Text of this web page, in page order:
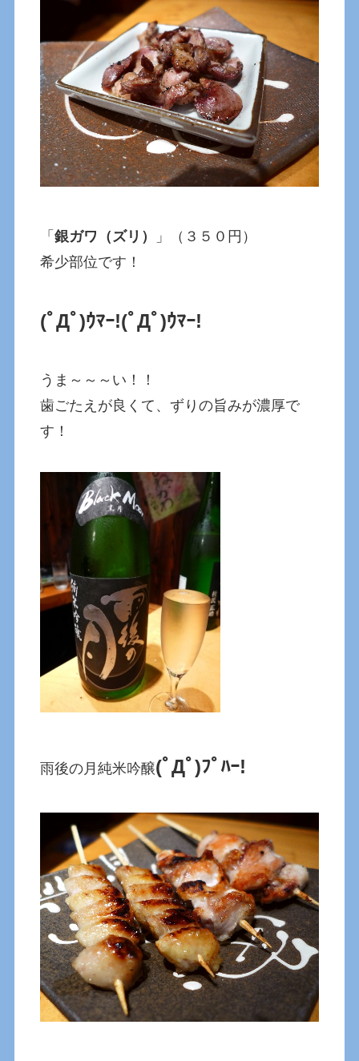
「銀ガワ（ズリ）
」（３５０円）
希少部位です！
(ﾟДﾟ)ｳﾏｰ!(ﾟДﾟ)ｳﾏｰ!
うま～～～い！！
歯ごたえが良くて、ずりの旨みが濃厚で
す！
雨後の月純米吟醸(ﾟДﾟ)ﾌﾟﾊｰ!